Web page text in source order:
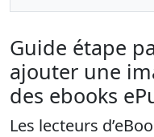
Guide étape
ajouter une
des ebooks
Les lecteurs